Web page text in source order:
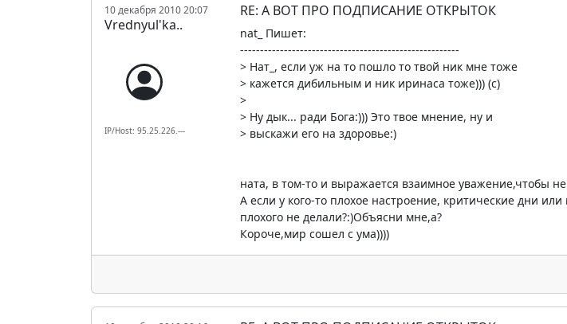
10 декабря 2010 20:07
Vrednyul'ka..
IP/Host: 95.25.226.---
RE: А ВОТ ПРО ПОДПИСАНИЕ ОТКРЫТОК
nat_ Пишет:
-------------------------------------------------------
> Нат_, если уж на то пошло то твой ник мне тоже
> кажется дибильным и ник иринаса тоже))) (c)
>
> Ну дык... ради Бога:))) Это твое мнение, ну и
> выскажи его на здоровье:)
ната, в том-то и выражается взаимное уважение,чтобы
А если у кого-то плохое настроение, критические дни
плохого не делали?:)Объясни мне,а?
Короче,мир сошел с ума))))